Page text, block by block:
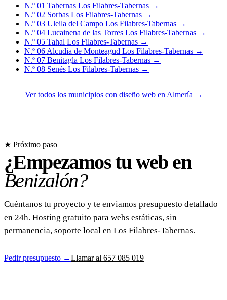
N.º 01 Tabernas Los Filabres-Tabernas →
N.º 02 Sorbas Los Filabres-Tabernas →
N.º 03 Uleila del Campo Los Filabres-Tabernas →
N.º 04 Lucainena de las Torres Los Filabres-Tabernas →
N.º 05 Tahal Los Filabres-Tabernas →
N.º 06 Alcudia de Monteagud Los Filabres-Tabernas →
N.º 07 Benitagla Los Filabres-Tabernas →
N.º 08 Senés Los Filabres-Tabernas →
Ver todos los municipios con diseño web en Almería →
★ Próximo paso
¿Empezamos tu web en
Benizalón?
Cuéntanos tu proyecto y te enviamos presupuesto detallado
en 24h. Hosting gratuito para webs estáticas, sin
permanencia, soporte local en Los Filabres-Tabernas.
Pedir presupuesto →Llamar al 657 085 019